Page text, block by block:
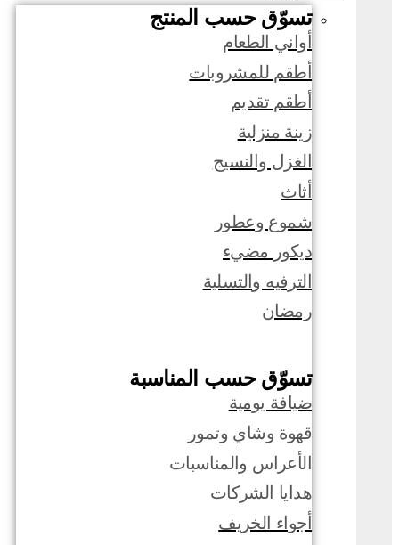
تسوّق حسب المنتج
أواني الطعام
أطقم للمشروبات
أطقم تقديم
زينة منزلية
الغزل والنسيج
أثاث
شموع وعطور
ديكور مضيء
الترفيه والتسلية
رمضان
تسوّق حسب المناسبة
ضيافة يومية
قهوة وشاي وتمور
الأعراس والمناسبات
هدايا الشركات
أجواء الخريف